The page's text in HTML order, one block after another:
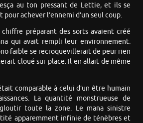
au ton pressant de Lettie, et ils se
achever l’ennemi d’un seul coup.
chiffre préparant des sorts avaient créé
qui avait rempli leur environnement.
faible se recroquevillerait de peur rien
cloué sur place. Il en allait de même
comparable à celui d’un être humain
La quantité monstrueuse de
toute la zone. Le mana sinistre
apparemment infinie de ténèbres et